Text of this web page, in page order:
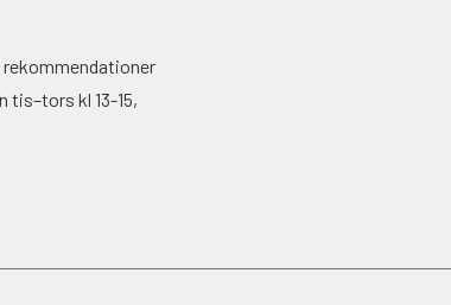
tis–tors kl 13-15,